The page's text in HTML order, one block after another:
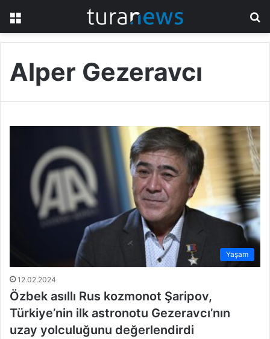
Alper Gezeravcı
Yaşam
12.02.2024
Özbek asıllı Rus kozmonot Şaripov,
Türkiye’nin ilk astronotu Gezeravcı’nın
uzay yolculuğunu değerlendirdi